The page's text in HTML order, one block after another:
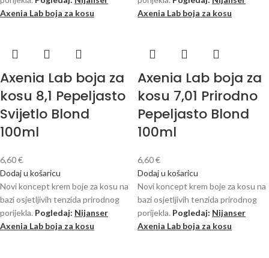
Axenia Lab boja za kosu
Axenia Lab boja za kosu
Axenia Lab boja za
kosu 8,1 Pepeljasto
Svijetlo Blond
100ml
6,60€
Dodaj u košaricu
Novi koncept krem ​​boje za kosu na
bazi osjetljivih tenzida prirodnog
porijekla. Pogledaj: Nijanser
Axenia Lab boja za kosu
Axenia Lab boja za
kosu 7,01 Prirodno
Pepeljasto Blond
100ml
6,60€
Dodaj u košaricu
Novi koncept krem ​​boje za kosu na
bazi osjetljivih tenzida prirodnog
porijekla. Pogledaj: Nijanser
Axenia Lab boja za kosu